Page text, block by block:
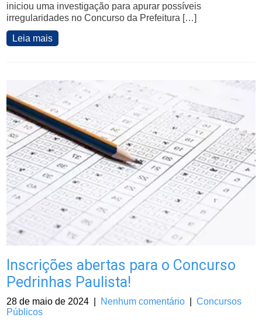
iniciou uma investigação para apurar possíveis
irregularidades no Concurso da Prefeitura […]
Leia mais
Inscrições abertas para o Concurso
Pedrinhas Paulista!
28 de maio de 2024 Nenhum comentário |Concursos
Públicos